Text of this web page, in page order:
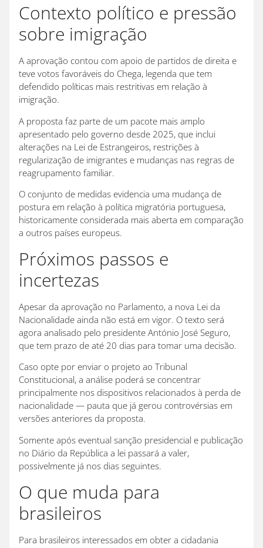
Contexto político e pressão
sobre imigração
A aprovação contou com apoio de partidos de direita e
teve votos favoráveis do Chega, legenda que tem
defendido políticas mais restritivas em relação à
imigração.
A proposta faz parte de um pacote mais amplo
apresentado pelo governo desde 2025, que inclui
alterações na Lei de Estrangeiros, restrições à
regularização de imigrantes e mudanças nas regras de
reagrupamento familiar.
O conjunto de medidas evidencia uma mudança de
postura em relação à política migratória portuguesa,
historicamente considerada mais aberta em comparação
a outros países europeus.
Próximos passos e
incertezas
Apesar da aprovação no Parlamento, a nova Lei da
Nacionalidade ainda não está em vigor. O texto será
agora analisado pelo presidente António José Seguro,
que tem prazo de até 20 dias para tomar uma decisão.
Caso opte por enviar o projeto ao Tribunal
Constitucional, a análise poderá se concentrar
principalmente nos dispositivos relacionados à perda de
nacionalidade — pauta que já gerou controvérsias em
versões anteriores da proposta.
Somente após eventual sanção presidencial e publicação
no Diário da República a lei passará a valer,
possivelmente já nos dias seguintes.
O que muda para
brasileiros
Para brasileiros interessados em obter a cidadania